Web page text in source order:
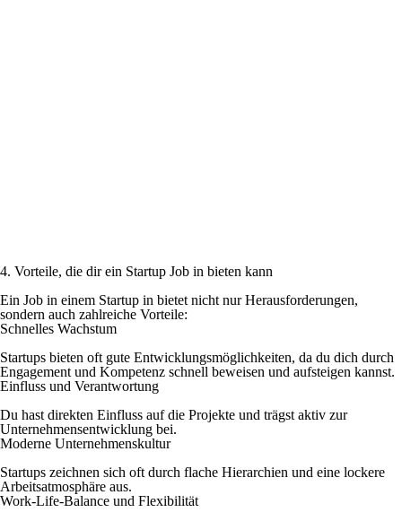
4. Vorteile, die dir ein Startup Job in bieten kann
Ein Job in einem Startup in bietet nicht nur Herausforderungen,
sondern auch zahlreiche Vorteile:
Schnelles Wachstum
Startups bieten oft gute Entwicklungsmöglichkeiten, da du dich durch
Engagement und Kompetenz schnell beweisen und aufsteigen kannst.
Einfluss und Verantwortung
Du hast direkten Einfluss auf die Projekte und trägst aktiv zur
Unternehmensentwicklung bei.
Moderne Unternehmenskultur
Startups zeichnen sich oft durch flache Hierarchien und eine lockere
Arbeitsatmosphäre aus.
Work-Life-Balance und Flexibilität